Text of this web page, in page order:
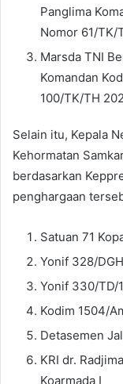
Panglima
Nomor 61/TK/
Marsda TNI
Komandan
100/TK/TH
Selain itu, Kepala
Kehormatan
berdasarkan
penghargaan
Satuan 71
Yonif 328/
Yonif 330/TD/
Kodim 1504/
Detasemen
KRI dr.
Koarmada I